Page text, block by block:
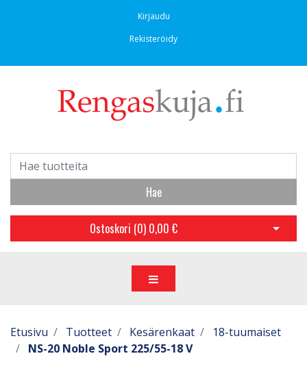
Kirjaudu
Rekisteröidy
Hae
Ostoskori (0) 0,00 € Avaa
Etusivu Tuotteet Kesärenkaat
18-tuumaiset
NS-20 Noble Sport 225/55-18 V